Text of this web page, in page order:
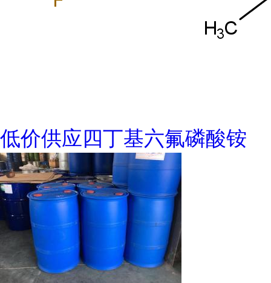
低价供应四丁基六氟磷酸铵